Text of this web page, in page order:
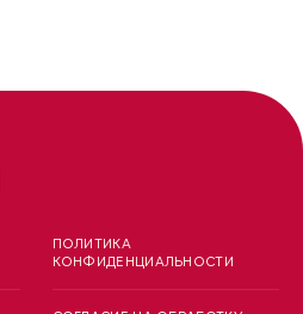
ПОЛИТИКА
КОНФИДЕНЦИАЛЬНОСТИ